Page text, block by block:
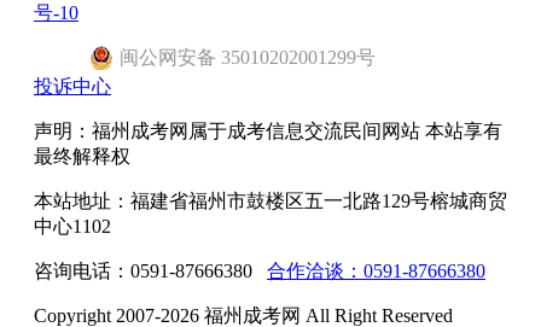
号-10
闽公网安备 35010202001299号
投诉中心
声明：福州成考网属于成考信息交流民间网站 本站享有
最终解释权
本站地址：福建省福州市鼓楼区五一北路129号榕城商贸
中心1102
咨询电话：0591-87666380 合作洽谈：0591-87666380
Copyright 2007-2026 福州成考网 All Right Reserved